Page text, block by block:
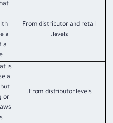
From distributor and retail
levels.
a
a
From distributor levels.
is
a
or